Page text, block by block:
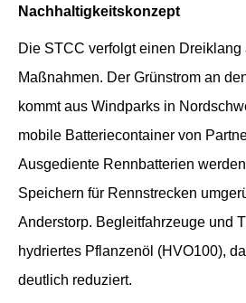
Nachhaltigkeitskonzept
Die STCC verfolgt einen
Maßnahmen. Der Grünstrom an
kommt aus Windparks in
mobile Batteriecontainer von
Ausgediente Rennbatterien
Speichern für Rennstrecken
Anderstorp. Begleitfahrzeuge und
hydriertes Pflanzenöl (HVO100),
deutlich reduziert.